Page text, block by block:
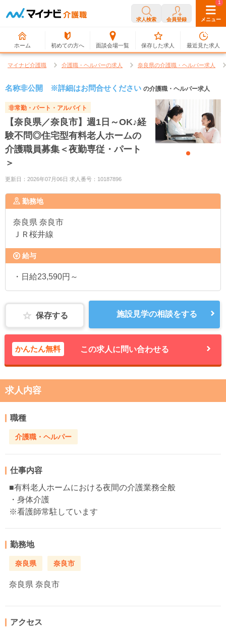
求人検索 会員登録 メニュー
ホーム 初めての方へ 面談会場一覧
0
保存した求人
1
最近見た求人
マイナビ介護職 介護職・ヘルパーの求人 奈良県の介護職・ヘルパー求人
名称非公開 ※詳細はお問合せください の介護職・ヘルパー求人
非常勤・パート・アルバイト
【奈良県／奈良市】週1日～OK♪経
験不問◎住宅型有料老人ホームの
介護職員募集＜夜勤専従・パート
＞
更新日：2026年07月06日 求人番号：10187896
勤務地
奈良県 奈良市
ＪＲ桜井線
給与
・日給23,590円～
保存する 施設見学の相談をする
かんたん無料 この求人に問い合わせる
求人内容
職種
介護職・ヘルパー
仕事内容
■有料老人ホームにおける夜間の介護業務全般
・身体介護
※看護師常駐しています
勤務地
奈良県 奈良市
奈良県 奈良市
アクセス